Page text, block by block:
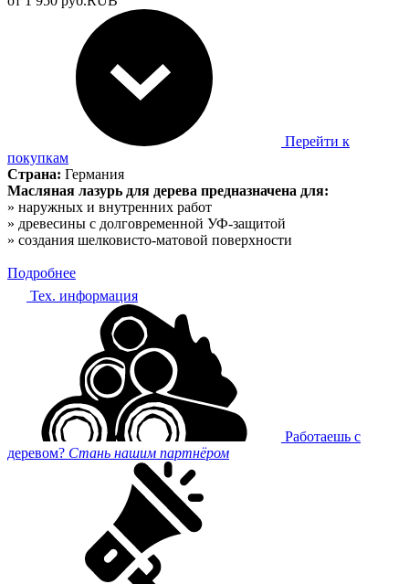
Перейти к
покупкам
Страна: Германия
Масляная лазурь для дерева предназначена для:
» наружных и внутренних работ
» древесины с долговременной УФ-защитой
» создания шелковисто-матовой поверхности
Подробнее
Тех. информация
Работаешь с
деревом? Стань нашим партнёром